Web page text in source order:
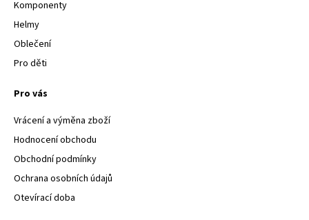
Komponenty
Helmy
Oblečení
Pro děti
Pro vás
Vrácení a výměna zboží
Hodnocení obchodu
Obchodní podmínky
Ochrana osobních údajů
Otevírací doba